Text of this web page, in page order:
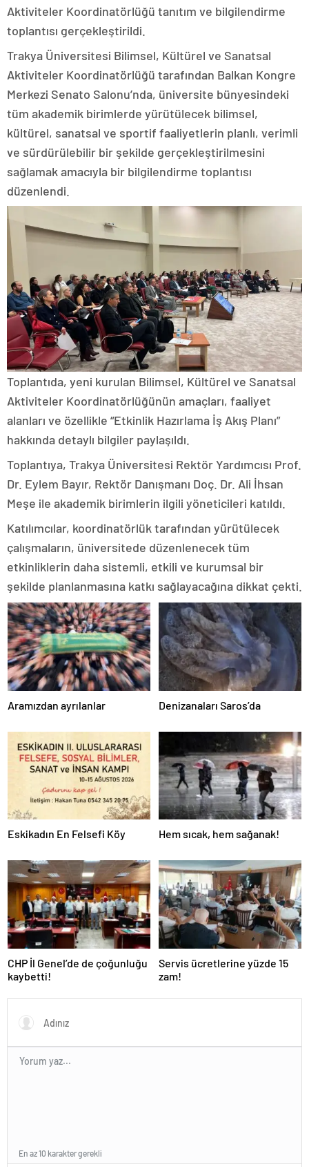
Aktiviteler Koordinatörlüğü tanıtım ve bilgilendirme
toplantısı gerçekleştirildi.
Trakya Üniversitesi Bilimsel, Kültürel ve Sanatsal
Aktiviteler Koordinatörlüğü tarafından Balkan Kongre
Merkezi Senato Salonu’nda, üniversite bünyesindeki
tüm akademik birimlerde yürütülecek bilimsel,
kültürel, sanatsal ve sportif faaliyetlerin planlı, verimli
ve sürdürülebilir bir şekilde gerçekleştirilmesini
sağlamak amacıyla bir bilgilendirme toplantısı
düzenlendi.
Toplantıda, yeni kurulan Bilimsel, Kültürel ve Sanatsal
Aktiviteler Koordinatörlüğünün amaçları, faaliyet
alanları ve özellikle “Etkinlik Hazırlama İş Akış Planı”
hakkında detaylı bilgiler paylaşıldı.
Toplantıya, Trakya Üniversitesi Rektör Yardımcısı Prof.
Dr. Eylem Bayır, Rektör Danışmanı Doç. Dr. Ali İhsan
Meşe ile akademik birimlerin ilgili yöneticileri katıldı.
Katılımcılar, koordinatörlük tarafından yürütülecek
çalışmaların, üniversitede düzenlenecek tüm
etkinliklerin daha sistemli, etkili ve kurumsal bir
şekilde planlanmasına katkı sağlayacağına dikkat çekti.
Aramızdan ayrılanlar Denizanaları Saros’da
Eskikadın En Felsefi Köy Hem sıcak, hem sağanak!
CHP İl Genel’de de çoğunluğu
kaybetti!
Servis ücretlerine yüzde 15
zam!
En az 10 karakter gerekli